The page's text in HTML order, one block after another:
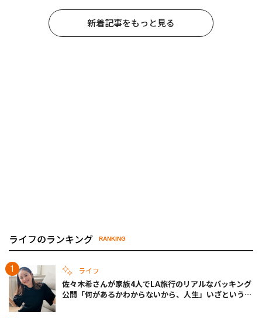
新着記事をもっと見る
ライフのランキング RANKING
ライフ
佐々木希さんが家族4人でLA旅行のリアルなパッキング
公開「何があるかわからないから、人生」いざというと